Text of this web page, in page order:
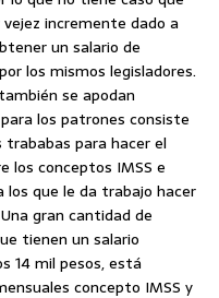
incremente dado a
un salario de
los mismos legisladores.
se apodan
los patrones consiste
para hacer el
los conceptos IMSS e
los que le da trabajo hacer
gran cantidad de
tienen un salario
14 mil pesos, está
concepto IMSS y